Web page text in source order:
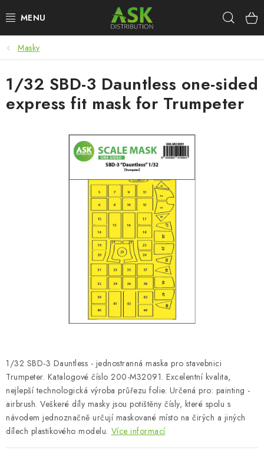
na
WARHAMMER
ASK PRODUKTY
NOVINKY
PLASTIKOVÉ MODELY
SKY RIDERS COFFEE
PRODÁVANÉ ZNAČKY
Velkoobchod (B2B)
FAQ Hromadná objednávka
Masky
1/32 SBD-3 Dauntless - jednostranná maska pro stavebnici
Trumpeter. Katalogové číslo 200-M32091. Excelentní kvalita,
nejlepší technologická výroba průřezu folie. Určená pro: painting -
airbrush. Veškeré díly masky jsou potištěny čísly, které spolu s
návodem jednoznačně určují maskované místo na čirých a jiných
dílech plastikového modelu. Více informací
1/32 SBD-3 Dauntless one-sided
express fit mask for Trumpeter